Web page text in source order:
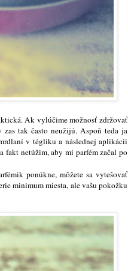
Ak vylúčime možnosť zdržovať
tak často neužijú. Aspoň teda ja
v tégliku a následnej aplikácii
fakt netúžim, aby mi parfém začal po
ponúkne, môžete sa vytešovať
minimum miesta, ale vašu pokožku